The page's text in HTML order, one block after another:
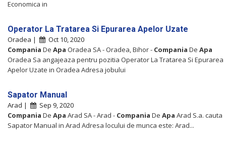
Economica in
Operator La Tratarea Si Epurarea Apelor Uzate
Oradea |
Oct 10, 2020
Compania De Apa Oradea SA - Oradea, Bihor - Compania De Apa
Oradea Sa angajeaza pentru pozitia Operator La Tratarea Si Epurarea
Apelor Uzate in Oradea Adresa jobului
Sapator Manual
Arad |
Sep 9, 2020
Compania De Apa Arad SA - Arad - Compania De Apa Arad S.a. cauta
Sapator Manual in Arad Adresa locului de munca este: Arad...